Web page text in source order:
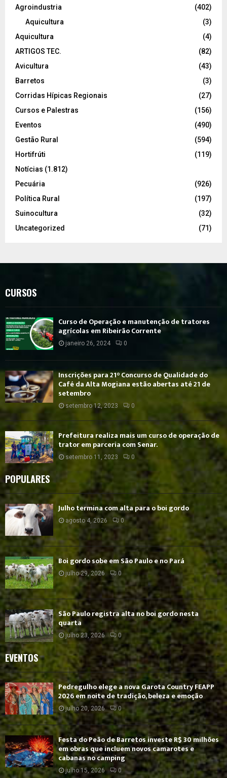
Agroindustria
(402)
Aquicultura
(3)
Aquicultura
(4)
ARTIGOS TEC.
(82)
Avicultura
(43)
Barretos
(3)
Corridas Hípicas Regionais
(27)
Cursos e Palestras
(156)
Eventos
(490)
Gestão Rural
(594)
Hortifrúti
(119)
Notícias (1.812)
Pecuária
(926)
Política Rural
(197)
Suinocultura
(32)
Uncategorized
(71)
CURSOS
Curso de Operação e manutenção de tratores
agrícolas em Ribeirão Corrente
janeiro 26, 2024 0
Inscrições para 21° Concurso de Qualidade do
Café da Alta Mogiana estão abertas até 21 de
setembro
setembro 12, 2023 0
Prefeitura realiza mais um curso de operação de
trator em parceria com Senar.
setembro 11, 2023 0
POPULARES
Julho termina com alta para o boi gordo
agosto 4, 2026 0
Boi gordo sobe em São Paulo e no Pará
julho 29, 2026 0
São Paulo registra alta no boi gordo nesta
quarta
julho 23, 2026 0
EVENTOS
Pedregulho elege a nova Garota Country FEAPP
2026 em noite de tradição, beleza e emoção
julho 20, 2026 0
Festa do Peão de Barretos investe R$ 30 milhões
em obras que incluem novos camarotes e
cabanas no camping
julho 15, 2026 0